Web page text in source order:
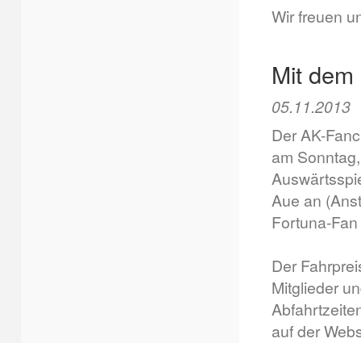
Wir freuen
Mit
05.11.2013
Der AK-
am
Aue an
Fortuna-
Der
Mitglieder
auf der